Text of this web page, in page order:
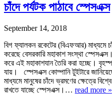
চাঁদে পর্যটক পাঠাবে স্পেসএক্স
September 14, 2018
বিগ ফ্যালকন রকেটের (বিএফআর) মাধ্যমে
করেছে বেসরকারি মহাকাশ সংস্থা
করে এই মহাকাশযান তৈরি করা হচ্ছে।
যায়। স্পেসএক্স কোম্পানি টুইটারে
মাধ্যমে মানুষের চাঁদে ভ্রমণের ক্ষেত্রে
রাখতে যাচ্ছে স্পেসএক্স।… read more »